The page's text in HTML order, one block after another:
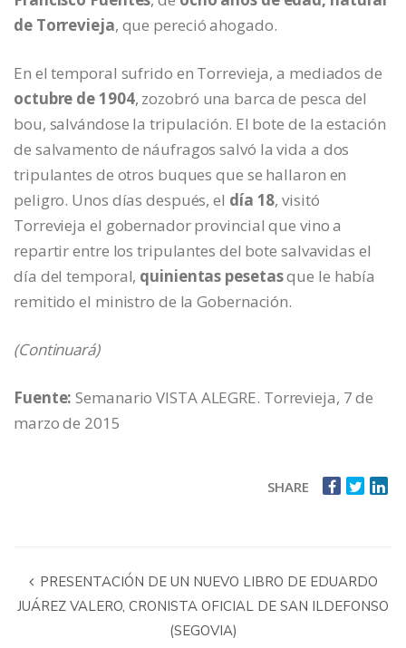
de Torrevieja, que pereció ahogado.
En el temporal sufrido en Torrevieja, a mediados de
octubre de 1904, zozobró una barca de pesca del
bou, salvándose la tripulación. El bote de la estación
de salvamento de náufragos salvó la vida a dos
tripulantes de otros buques que se hallaron en
peligro. Unos días después, el día 18, visitó
Torrevieja el gobernador provincial que vino a
repartir entre los tripulantes del bote salvavidas el
día del temporal, quinientas pesetasque le había
remitido el ministro de la Gobernación.
(Continuará)
Fuente: Semanario VISTA ALEGRE. Torrevieja, 7 de
marzo de 2015
SHARE
PRESENTACIÓN DE UN NUEVO LIBRO DE EDUARDO
JUÁREZ VALERO, CRONISTA OFICIAL DE SAN ILDEFONSO
(SEGOVIA)